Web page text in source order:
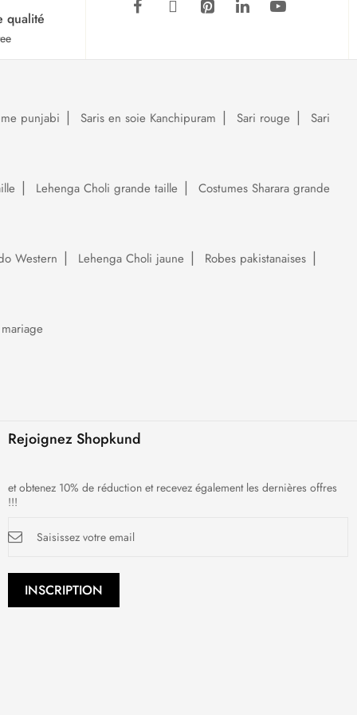
qualité
punjabi Saris en soie Kanchipuram Sari rouge
Sari
Lehenga Choli grande taille
Costumes Sharara grande
Western Lehenga Choli jaune
Robes pakistanaises
Rejoignez Shopkund
et obtenez 10% de réduction et recevez également les dernières offres
!!!
à
:
INSCRIPTION